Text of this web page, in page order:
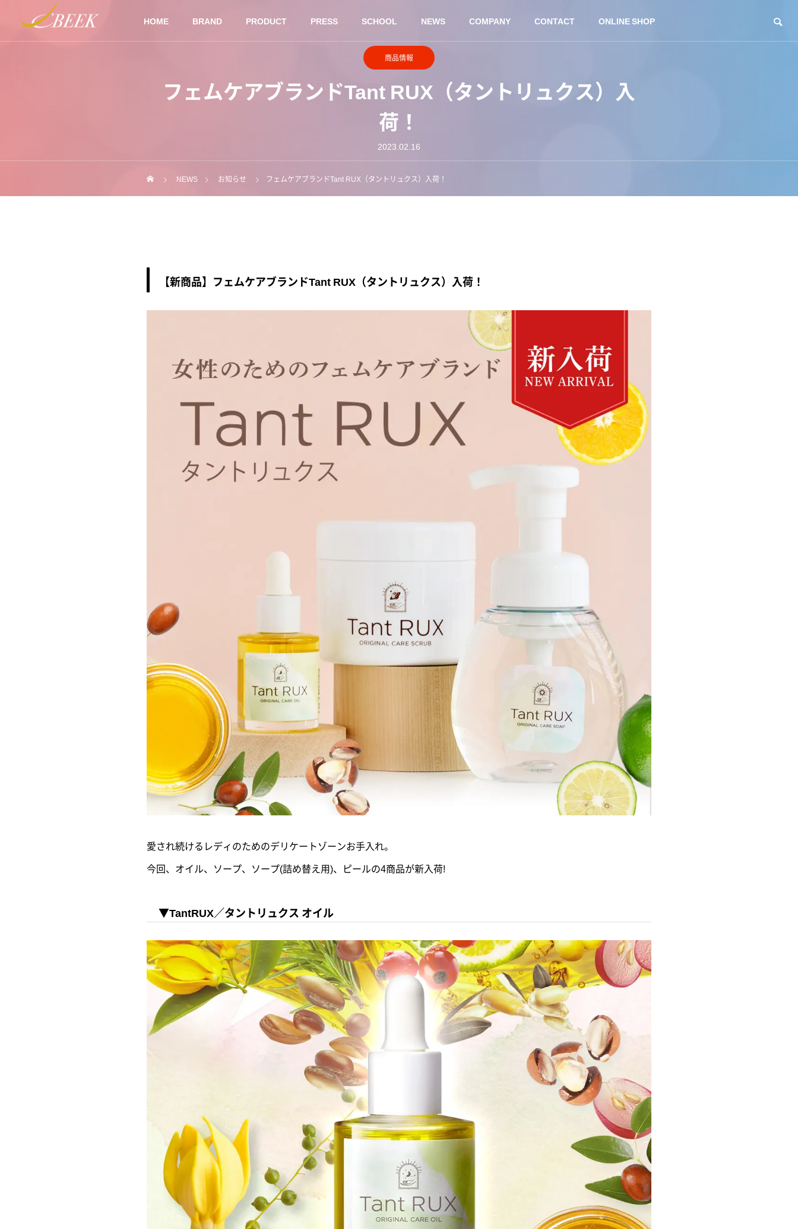
HOME BRAND PRODUCT PRESS SCHOOL NEWS COMPANY CONTACT ONLINE SHOP
商品情報
フェムケアブランドTant RUX（タントリュクス）入
荷！
2023.02.16
NEWS お知らせ フェムケアブランドTant RUX（タントリュクス）入荷！
【新商品】フェムケアブランドTant RUX（タントリュクス）入荷！
愛され続けるレディのためのデリケートゾーンお手入れ。
今回、オイル、ソープ、ソープ(詰め替え用)、ピールの4商品が新入荷!
▼TantRUX／タントリュクス オイル